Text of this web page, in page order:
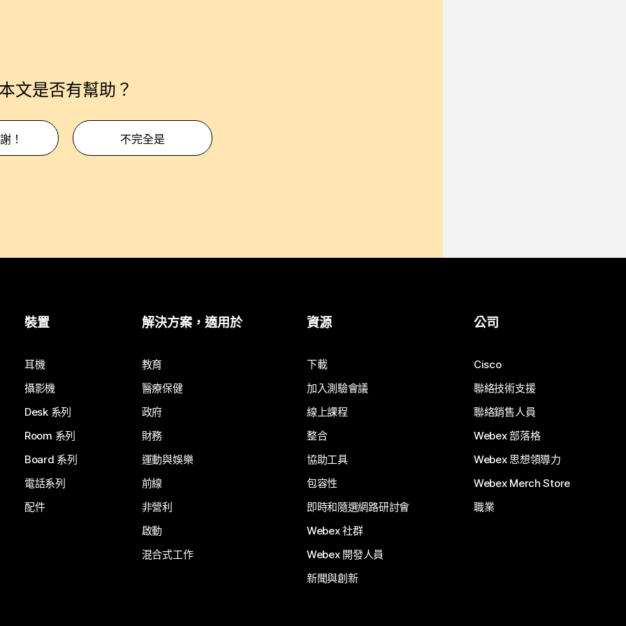
文是否有幫助？
！ 不完全是
裝置
耳機
攝影機
Desk 系列
Room 系列
Board 系列
電話系列
配件
解決方案，適用於
教育
醫療保健
政府
財務
運動與娛樂
前線
非營利
啟動
混合式工作
資源
下載
加入測驗會議
線上課程
整合
協助工具
包容性
即時和隨選網路研討會
Webex 社群
Webex 開發人員
新聞與創新
公司
Cisco
聯絡技術支援
聯絡銷售人員
Webex 部落格
Webex 思想領導力
Webex Merch Store
職業